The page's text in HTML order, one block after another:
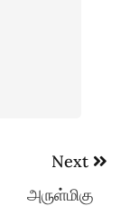
Next
அருள்மிகு